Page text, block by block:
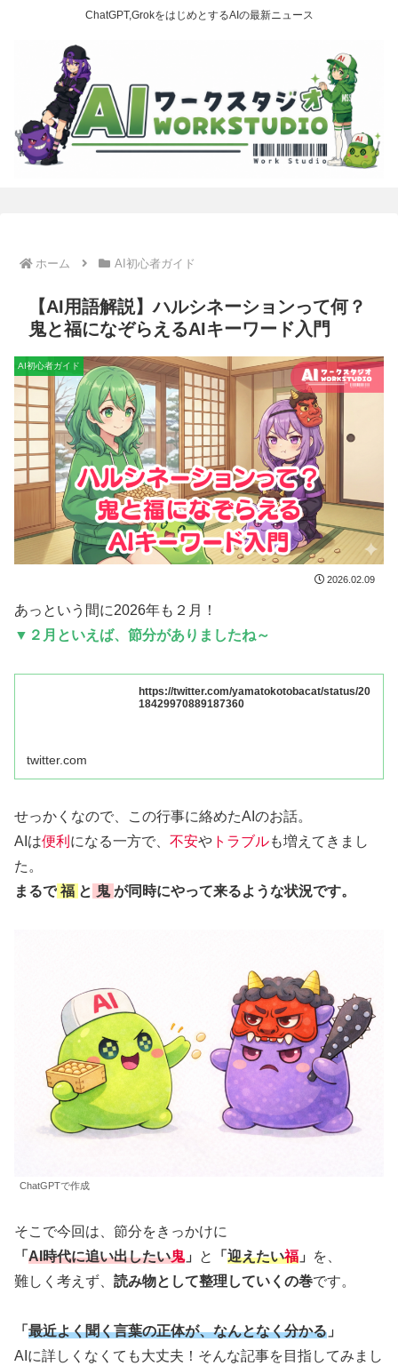
ChatGPT,GrokをはじめとするAIの最新ニュース
ホーム AI初心者ガイド
【AI用語解説】ハルシネーションって何？
鬼と福になぞらえるAIキーワード入門
AI初心者ガイド
2026.02.09
あっという間に2026年も２月！
▼ ２月といえば、節分がありましたね～
https://twitter.com/yamatokotobacat/status/20
18429970889187360
twitter.com
せっかくなので、この行事に絡めたAIのお話。
AIは便利 になる一方で、 不安や トラブルも増えてきまし
た。
まるで 福 と 鬼 が同時にやって来るような状況です。
ChatGPTで作成
そこで今回は、節分をきっかけに
「 AI時代に追い出したい鬼」 と 「 迎えたい福 」
を、
難しく考えず、 読み物として整理していくの巻です。
「 最近よく聞く言葉の正体が、なんとなく分かる 」
AIに詳しくなくても大丈夫！そんな記事を目指してみまし